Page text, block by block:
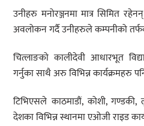
उनीहरु मनोरञ्जनमा मात्र सिमित
अवलोकन गर्दै उनीहरुले कम्पनीको
चित्लाङको कालीदेवी आधारभूत
गर्नुका साथै अरु विभिन्न कार्यक्रमहरु
टिभिएसले काठमाडौं, कोशी, गण्डकी,
देशका विभिन्न स्थानमा एओजी राइड